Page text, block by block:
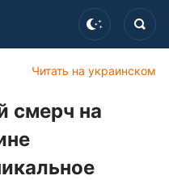
Читать на украинском
смерч на